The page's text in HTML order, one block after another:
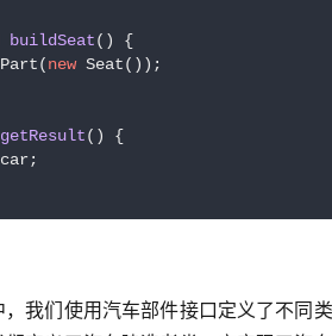
buildSeat()
{
new Seat());
getResult()
{
car;
我们使用汽车部件接口定义了不同